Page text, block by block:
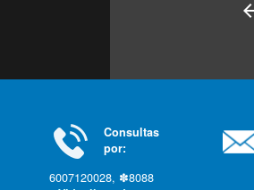
Consultas
por:
6007120028, ✽8088